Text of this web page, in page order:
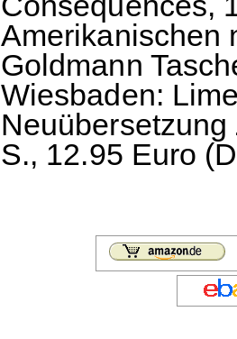
Amerikanischen
Goldmann
Wiesbaden:
S., 12.95 Euro